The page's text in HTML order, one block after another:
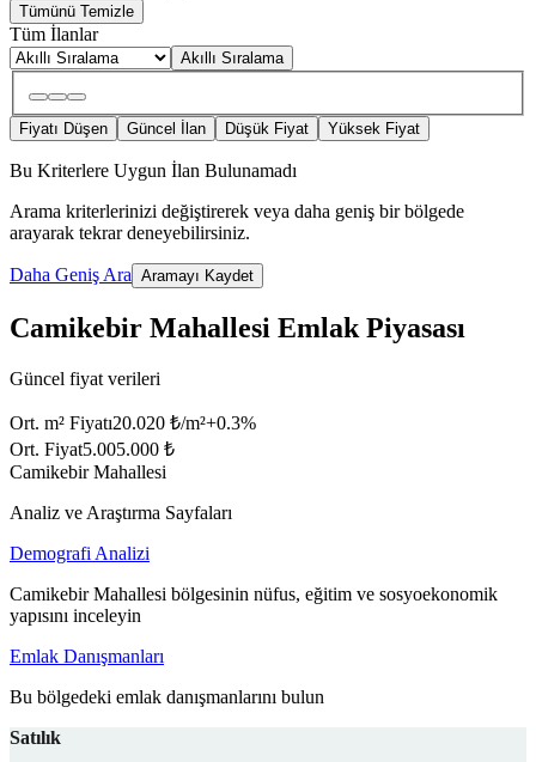
Tümünü Temizle
Tüm İlanlar
Akıllı Sıralama
Fiyatı Düşen Güncel İlan Düşük Fiyat Yüksek Fiyat
Bu Kriterlere Uygun İlan Bulunamadı
Arama kriterlerinizi değiştirerek veya daha geniş bir bölgede
arayarak tekrar deneyebilirsiniz.
Daha Geniş Ara Aramayı Kaydet
Camikebir Mahallesi Emlak Piyasası
Güncel fiyat verileri
Ort. m² Fiyatı20.020 ₺/m²+0.3%
Ort. Fiyat5.005.000 ₺
Camikebir Mahallesi
Analiz ve Araştırma Sayfaları
Demografi Analizi
Camikebir Mahallesi bölgesinin nüfus, eğitim ve sosyoekonomik
yapısını inceleyin
Emlak Danışmanları
Bu bölgedeki emlak danışmanlarını bulun
Satılık